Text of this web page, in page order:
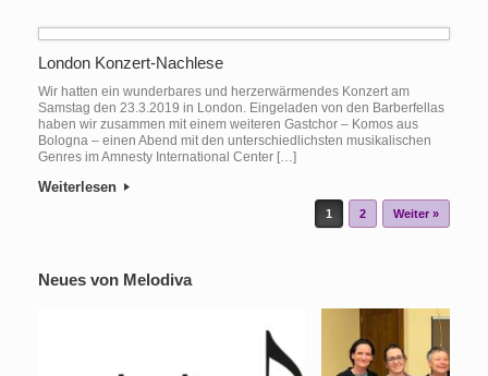
London Konzert-Nachlese
Wir hatten ein wunderbares und herzerwärmendes Konzert am
Samstag den 23.3.2019 in London. Eingeladen von den Barberfellas
haben wir zusammen mit einem weiteren Gastchor – Komos aus
Bologna – einen Abend mit den unterschiedlichsten musikalischen
Genres im Amnesty International Center […]
Weiterlesen
1 2 Weiter »
Neues von Melodiva